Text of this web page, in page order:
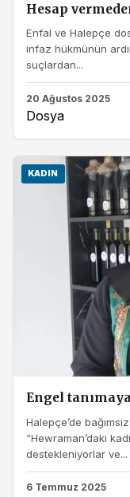
Hesap
Enfal ve Halepçe
infaz hükmünün
suçlardan...
20 Ağustos 2025
Dosya
KADIN
Engel
Halepçe’de
“Hewraman’daki
destekleniyorlar ve...
6 Temmuz 2025